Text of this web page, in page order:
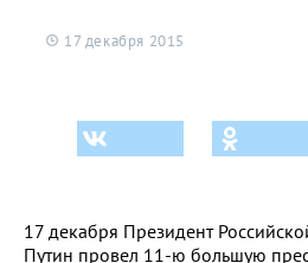
17 декабря 2015
17 декабря Президент
Путин провел 11-ю большую